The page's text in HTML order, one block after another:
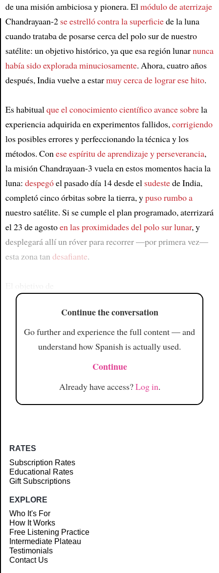
Article
de una misión ambiciosa y pionera. Elmódulo de aterrizaje
Chandrayaan-2 se estrelló contra la superficiede la luna
cuando trataba de posarse cerca del polo sur de nuestro
satélite: un objetivo histórico, ya que esa región lunarnunca
había sido explorada minuciosamente. Ahora, cuatro años
después, India vuelve a estarmuy cerca de lograr ese hito.
Es habitualque el conocimiento científico avance sobrela
experiencia adquirida en experimentos fallidos,corrigiendo
los posibles errores y perfeccionando la técnica y los
métodos. Conese espíritu de aprendizaje y perseverancia,
la misión Chandrayaan-3 vuela en estos momentos hacia la
luna: despegóel pasado día 14 desde el sudestede India,
completó cinco órbitas sobre la tierra, ypuso rumbo a
nuestro satélite. Si se cumple el plan programado, aterrizará
el 23 de agostoen las proximidades del polo sur lunar, y
desplegará allí un róver para recorrer —por primera vez—
esta zona tan desafiante.
Continue the conversation
Go further and experience the full content — and
understand how Spanish is actually used.
Continue
Already have access?Log in.
RATES
Subscription Rates
Educational Rates
Gift Subscriptions
EXPLORE
Who It's For
How It Works
Free Listening Practice
Intermediate Plateau
Testimonials
Contact Us